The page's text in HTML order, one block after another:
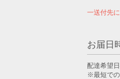
一送付先
お届日
配達希望
※最短での